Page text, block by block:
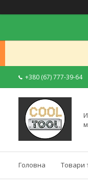
+380 (67) 777-39-64
Головна Товари